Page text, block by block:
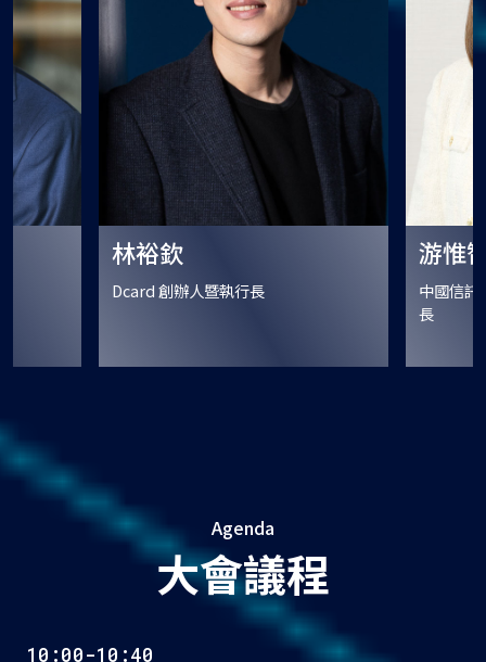
中國信託銀行法金作業暨資訊處長，擁有
注於法金作業營運效率提升、流程優化與
游惟智
中國信託商業銀行法金作業暨資訊處處
網路人稱
人、軟體
現專注於
曾明
USPACE
Agenda
大會議程
立即報名